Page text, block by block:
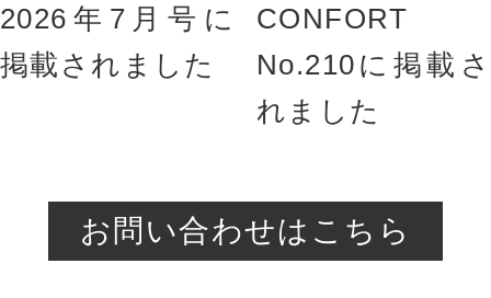
2026年7月号に
掲載されました
CONFORT
No.210に掲載さ
れました
お問い合わせはこちら